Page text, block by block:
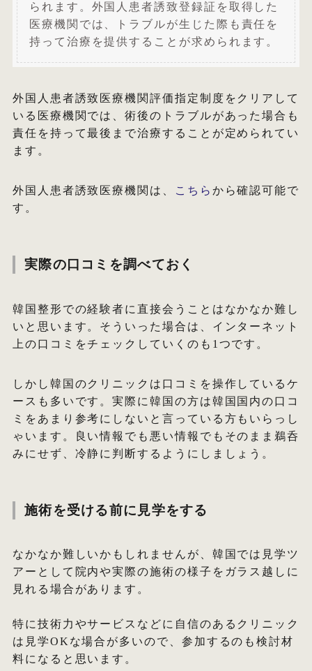
られます。外国人患者誘致登録証を取得した
医療機関では、トラブルが生じた際も責任を
持って治療を提供することが求められます。
外国人患者誘致医療機関評価指定制度をクリアして
いる医療機関では、術後のトラブルがあった場合も
責任を持って最後まで治療することが定められてい
ます。
外国人患者誘致医療機関は、 こちら から確認可能で
す。
実際の口コミを調べておく
韓国整形での経験者に直接会うことはなかなか難し
いと思います。そういった場合は、インターネット
上の口コミをチェックしていくのも1つです。
しかし韓国のクリニックは口コミを操作しているケ
ースも多いです。実際に韓国の方は韓国国内の口コ
ミをあまり参考にしないと言っている方もいらっし
ゃいます。良い情報でも悪い情報でもそのまま鵜呑
みにせず、冷静に判断するようにしましょう。
施術を受ける前に見学をする
なかなか難しいかもしれませんが、韓国では見学ツ
アーとして院内や実際の施術の様子をガラス越しに
見れる場合があります。
特に技術力やサービスなどに自信のあるクリニック
は見学OKな場合が多いので、参加するのも検討材
料になると思います。